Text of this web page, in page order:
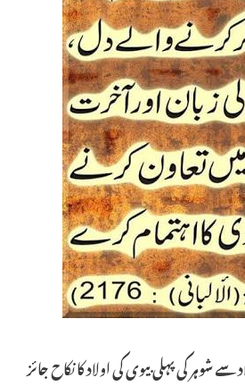
شوہر کی پہلی بیوی کی اولاد کا نکاح جائز